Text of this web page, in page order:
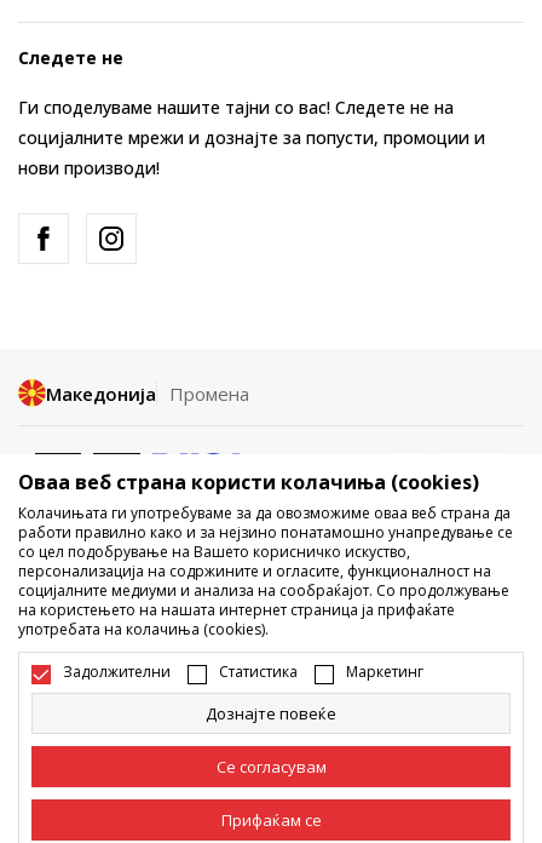
Следете не
Ги споделуваме нашите тајни со вас! Следете не на
социјалните мрежи и дознајте за попусти, промоции и
нови производи!
Македонија Промена
Не е дозволено превземање или користење на содржината од
интернет страните на Sport Vision, делумно или целосно a се
однесува на логоа, трговски марки, комерцијални содржини, ниту
истите да се отстапуваат на трети лица, јавно да се објавуваат или да
се користат за било какви цели, без писмена согласност од БДС.МК
ДООЕЛ.
Настојуваме да бидеме што попрецизни во описот на производот,
фотографијата и самата цена, но не можеме да гарантираме дака
сите информации се комплетни и без грешка. Сите прикажани
дека мораат да се достапни во секој момент. Достапноста на
производите може да ја проверите и на телефонскиот број 02 3055
222.
Оваа веб страна користи колачиња (cookies)
Колачињата ги употребуваме за да овозможиме оваа веб страна да
работи правилно како и за нејзино понатамошно унапредување се
со цел подобрување на Вашето корисничко искуство,
персонализација на содржините и огласите, функционалност на
социјалните медиуми и анализа на сообраќајот. Со продолжување
на користењето на нашата интернет страница ја прифаќате
употребата на колачиња (cookies).
Задолжителни Статистика Маркетинг
Дознајте повеќе
Се согласувам
Прифаќам се